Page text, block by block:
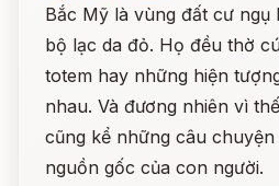
Bắc Mỹ là vùng đất cư ngụ
bộ lạc da đỏ. Họ đều thờ
totem hay những hiện
nhau. Và đương nhiên vì
cũng kể những câu
nguồn gốc của con người.